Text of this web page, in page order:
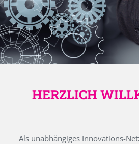
HERZLICH
Als unabhängiges Innovations-